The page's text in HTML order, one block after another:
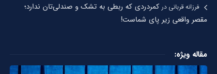
فرزانه قربانیدر کمردردی که ربطی به تشک و صندلی‌تان ندارد؛
مقصر واقعی زیر پای شماست!
مقاله ویژه: